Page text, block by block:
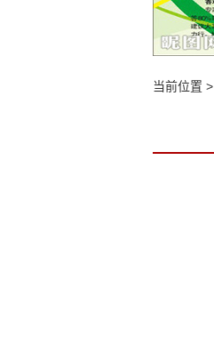
当前位置 >